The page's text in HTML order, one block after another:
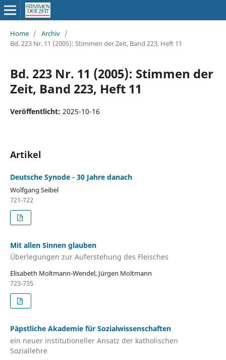
Home / Archiv /
Bd. 223 Nr. 11 (2005): Stimmen der Zeit, Band 223, Heft 11
Bd. 223 Nr. 11 (2005): Stimmen der
Zeit, Band 223, Heft 11
Veröffentlicht: 2025-10-16
Artikel
Deutsche Synode - 30 Jahre danach
Wolfgang Seibel
721-722
Mit allen Sinnen glauben
Überlegungen zur Auferstehung des Fleisches
Elisabeth Moltmann-Wendel, Jürgen Moltmann
723-735
Päpstliche Akademie für Sozialwissenschaften
ein neuer institutioneller Ansatz der katholischen
Soziallehre